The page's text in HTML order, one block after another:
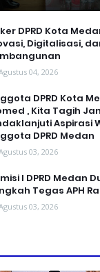
DPRD Kota
Digitalisasi,
04, 2026
DPRD Kota
, Kita Tagih
Aspirasi
DPRD Medan
03, 2026
I DPRD Medan
Tegas APH
03, 2026